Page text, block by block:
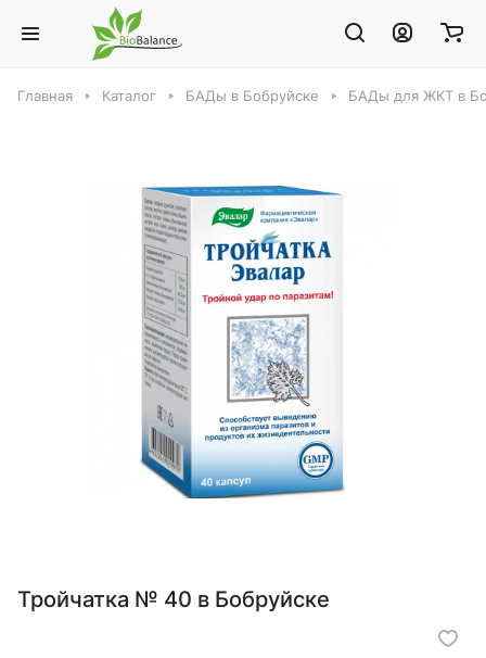
Главная Каталог БАДы в Бобруйске БАДы для ЖКТ в
Тройчатка № 40 в Бобруйске